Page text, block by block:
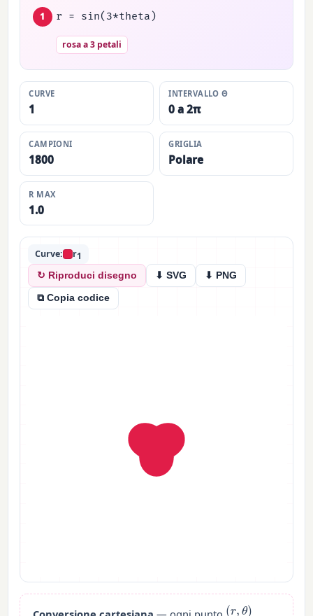
1 r = sin(3*theta)
rosa a 3 petali
CURVE
1
INTERVALLO Θ
0 a 2π
CAMPIONI
1800
GRIGLIA
Polare
R MAX
1.0
Curve: r1
↻ Riproduci disegno ⬇ SVG ⬇ PNG
⧉ Copia codice
(r,θ)